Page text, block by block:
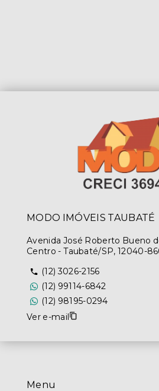
Menu
MODO IMÓVEIS TAUBATÉ
Avenida José Roberto Bueno
Centro - Taubaté/SP, 12040-
(12) 3026-2156
(12) 99114-6842
(12) 98195-0294
Ver e-mail